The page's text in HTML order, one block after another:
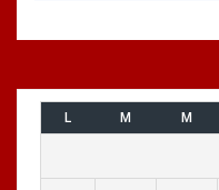
L M M